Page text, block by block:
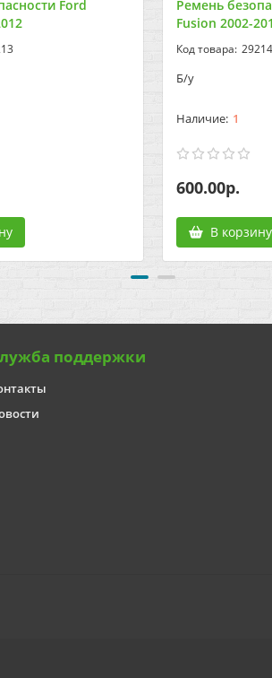
Ford
Ремень
Fusion 2002-
29214
Б/у
1
600.00р.
В корзину
поддержки